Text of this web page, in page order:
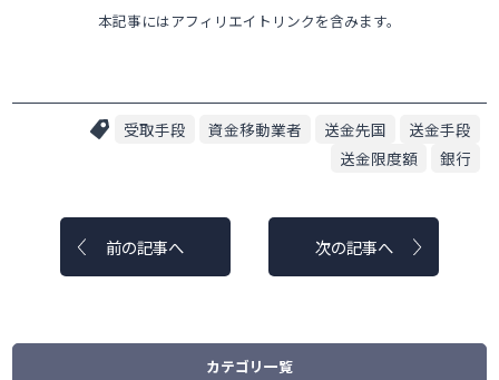
本記事にはアフィリエイトリンクを含みます。
受取手段 資金移動業者 送金先国
送金手段
送金限度額
銀行
前の記事へ 次の記事へ
カテゴリ一覧